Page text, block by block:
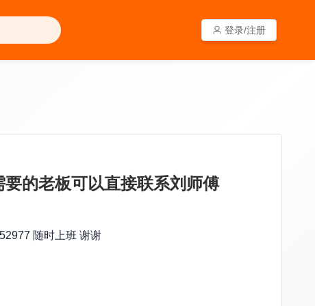
登录/注册
登录/注册
的老板可以直接联系刘师傅
随时上班 谢谢